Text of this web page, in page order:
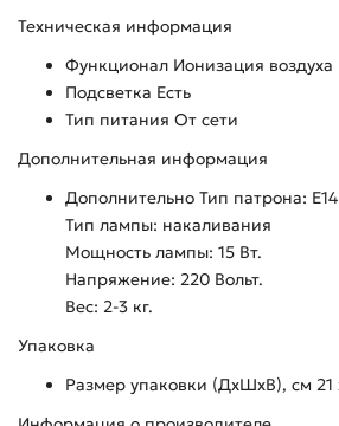
Техническая информация
Функционал Ионизация воздуха
Подсветка Есть
Тип питания От сети
Дополнительная информация
Дополнительно Тип патрона: Е14
Тип лампы: накаливания
Мощность лампы: 15 Вт.
Напряжение: 220 Вольт.
Вес: 2-3 кг.
Упаковка
Размер упаковки (ДхШхВ), см 21